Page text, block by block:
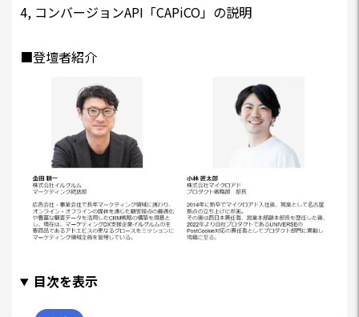
4, コンバージョンAPI「CAPiCO」の説明
■登壇者紹介
目次を表示